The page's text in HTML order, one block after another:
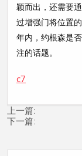
颖而出，还需要
过增强门将位置
年内，约根森是
注的话题。
c7
上一篇:
下一篇: